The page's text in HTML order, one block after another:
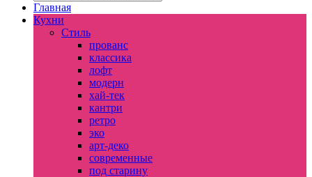
Главная
Кухни
Стиль
прованс
классика
лофт
модерн
хай-тек
кантри
ретро
эко
арт-деко
современные
под старину